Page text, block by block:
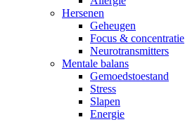
Hersenen
Geheugen
Focus & concentratie
Neurotransmitters
Mentale balans
Gemoedstoestand
Stress
Slapen
Energie